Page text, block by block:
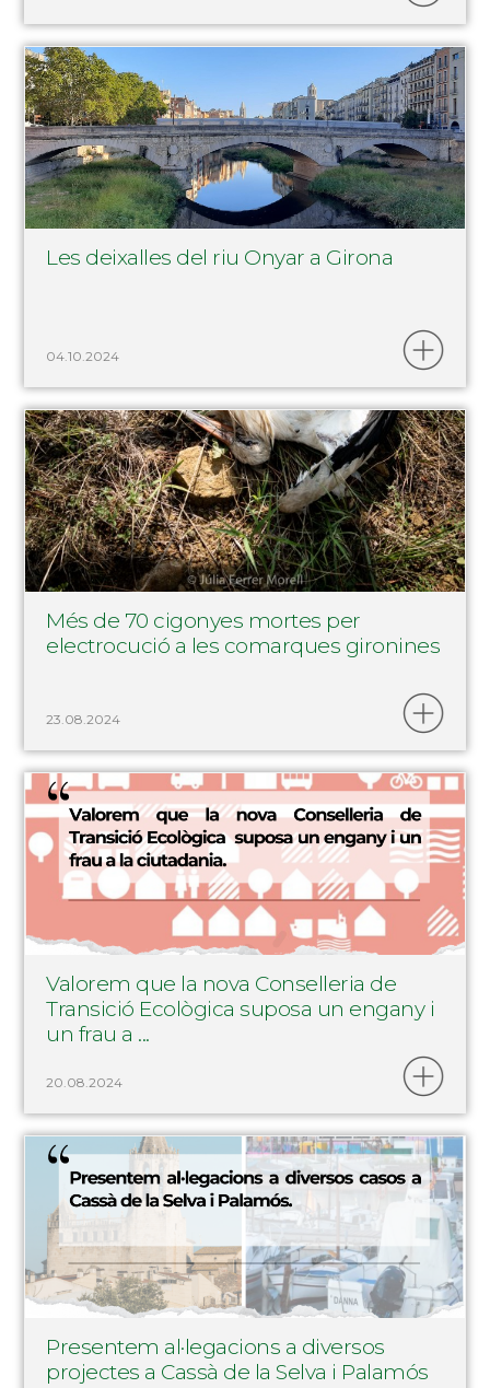
Les deixalles del riu Onyar a Girona
04.10.2024
Més de 70 cigonyes mortes per
electrocució a les comarques gironines
23.08.2024
Valorem que la nova Conselleria de
Transició Ecològica suposa un engany i
un frau a ...
20.08.2024
Presentem al·legacions a diversos
projectes a Cassà de la Selva i Palamós